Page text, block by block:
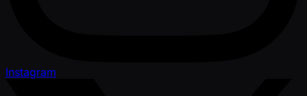
Instagram